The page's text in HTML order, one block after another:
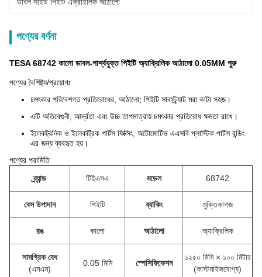
পণ্যের বর্ণনা
TESA 68742 কালো ডাবল-পার্শ্বযুক্ত পিইটি অ্যাক্রিলিক আঠালো 0.05MM পুরু
পণ্যের বৈশিষ্ট্য/প্রয়োগঃ
চমৎকার পরিবেশগত প্রতিরোধের, আঠালো; পিইটি সাবস্ট্র্যাট মরা কাটা সহজ।
এটি অতিবেগুনী, আর্দ্রতা এবং উচ্চ তাপমাত্রায় চমৎকার প্রতিরোধ ক্ষমতা রাখে।
ইলেকট্রনিক ও ইলেকট্রিক পার্টস ফিক্সিং, অটোমোটিভ এএসবি প্লাস্টিক পার্টস বন্ডিং
এর জন্য ব্যবহৃত হয়।
পণ্যের পরামিতি
ব্র্যান্ড
টিইএসএ মডেল 68742
বেস উপাদান পিইটি ব্যাকিং মুক্তিকাগজ
রঙ কালো আঠালো অ্যাক্রিলিক
সামগ্রিক বেধ
(এমএম)
0.05 মিমি স্পেসিফিকেশন
১২৫০ মিমি × ১০০ মিটার
(কাস্টমাইজযোগ্য)